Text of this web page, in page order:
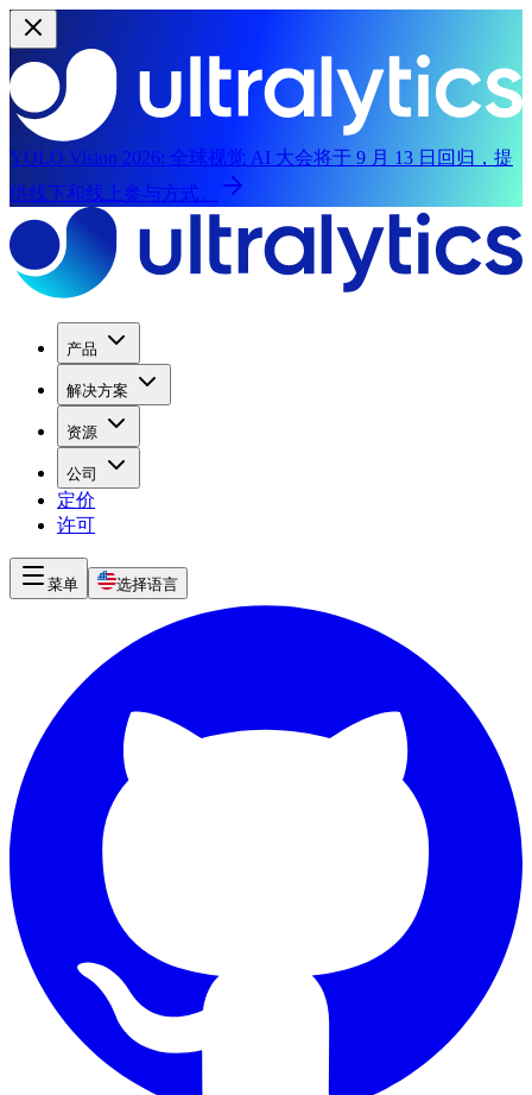
YOLO Vision 2026: 全球视觉 AI 大会将于 9 月 13 日回归，提
供线下和线上参与方式。
产品
解决方案
资源
公司
定价
许可
菜单 选择语言